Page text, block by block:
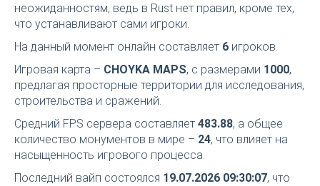
неожиданностям, ведь в Rust нет правил, кроме тех,
что устанавливают сами игроки.
На данный момент онлайн составляет 6 игроков.
Игровая карта – CHOYKA MAPS, с размерами 1000,
предлагая просторные территории для исследования,
строительства и сражений.
Средний FPS сервера составляет 483.88, а общее
количество монументов в мире – 24, что влияет на
насыщенность игрового процесса.
Последний вайп состоялся 19.07.2026 09:30:07, что